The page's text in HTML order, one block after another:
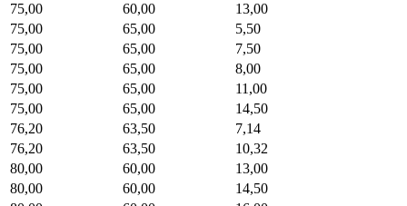
75,00
60,00
13,00
75,00
65,00
5,50
75,00
65,00
7,50
75,00
65,00
8,00
75,00
65,00
11,00
75,00
65,00
14,50
76,20
63,50
7,14
76,20
63,50
10,32
80,00
60,00
13,00
80,00
60,00
14,50